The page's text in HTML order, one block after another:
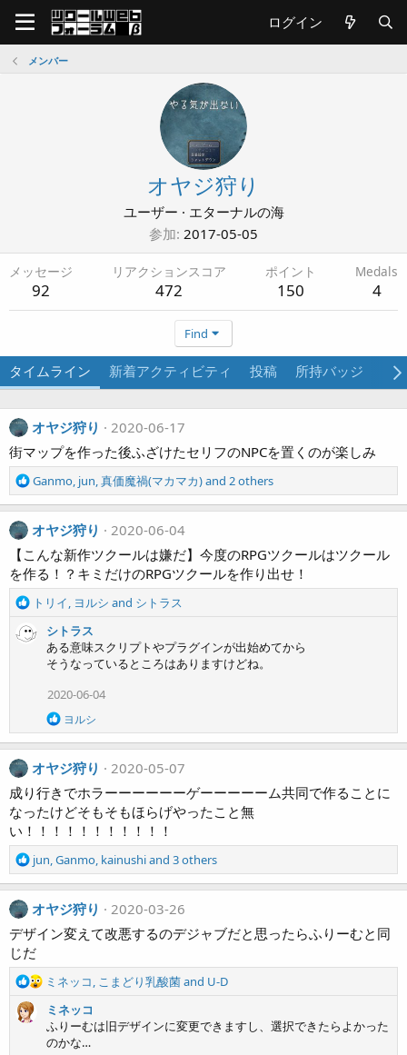
ログイン
メンバー
オヤジ狩り
ユーザー · エターナルの海
参加 2017-05-05
メッセージ
92
リアクションスコア
472
ポイント
150
Medals
4
Find
タイムライン 新着アクティビティ 投稿 所持バッジ プ
オヤジ狩り
2020-06-17
街マップを作った後ふざけたセリフのNPCを置くのが楽しみ
R
e
a
c
i
o
n
s
:
Ganmo, jun,真価魔禍(マカマカ)and 2 others
オヤジ狩り
2020-06-04
【こんな新作ツクールは嫌だ】今度のRPGツクールはツクール
を作る！？キミだけのRPGツクールを作り出せ！
R
a
s
:
トリイ, ヨルシ and シトラス
シトラス
ある意味スクリプトやプラグインが出始めてから
そうなっているところはありますけどね。
2020-06-04
R
e
a
c
t
i
o
n
:
ヨルシ
オヤジ狩り
2020-05-07
成り行きでホラーーーーーーゲーーーーーム共同で作ることに
なったけどそもそもほらげやったこと無
い！！！！！！！！！！！
R
e
a
c
t
i
o
n
s
:
jun,Ganmo, kainushiand 3 others
オヤジ狩り
2020-03-26
デザイン変えて改悪するのデジャブだと思ったらふりーむと同
じだ
R
a
c
t
ミネッコ, こまどり乳酸菌and U-D
ミネッコ
ふりーむは旧デザインに変更できますし、選択できたらよかった
のかな…